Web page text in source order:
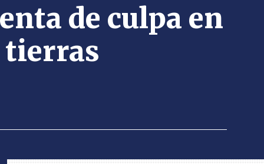
de culpa en
tierras